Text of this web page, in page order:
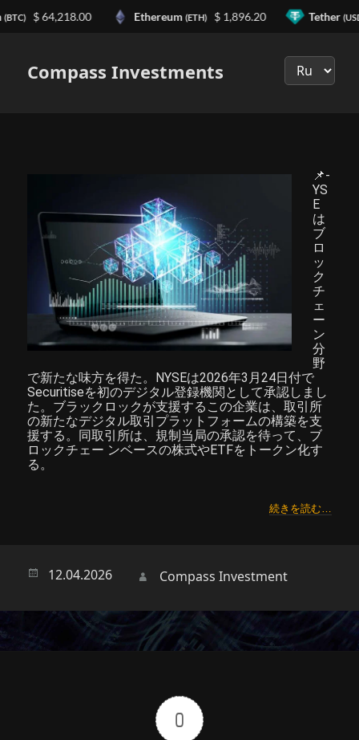
Compass Investments
📌-
YS
E
は
ブ
ロ
ッ
ク
チ
ェ
ー
ン
分
野
で新たな味方を得た。NYSEは2026年3月24日付で
Securitiseを初のデジタル登録機関として承認しまし
た。ブラックロックが支援するこの企業は、取引所
の新たなデジタル取引プラットフォームの構築を支
援する。同取引所は、規制当局の承認を待って、ブ
ロックチェー ンベースの株式やETFをトークン化す
る。
続きを読む…
12.04.2026 Автор
Compass Investment
0
(BTC) $ 64,218.00 Ethereum (ETH) $ 1,896.20 Tether